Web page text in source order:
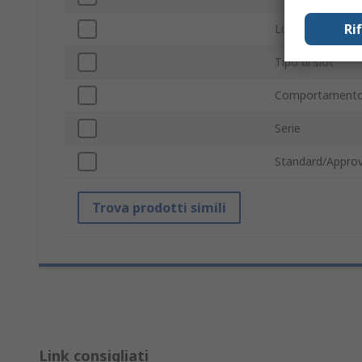
Lunghezza
Tipo di slot
Serie
Standard/
Trova prodotti simili
Link consigliati